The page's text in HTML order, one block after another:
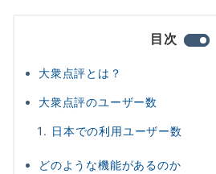
目次
大衆点評とは？
大衆点評のユーザー数
日本での利用ユーザー数
どのような機能があるのか